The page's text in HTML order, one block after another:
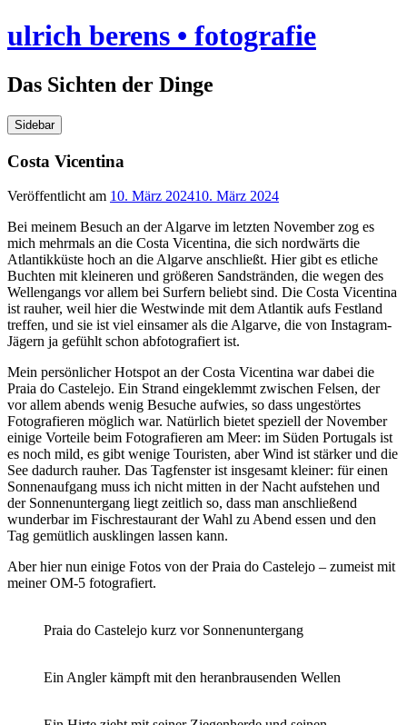
Skip
to
ulrich berens • fotografie
Das Sichten der Dinge
Sidebar
Costa Vicentina
Veröffentlicht am 10. März 202410. März 2024
Bei meinem Besuch an der Algarve im letzten November zog es
mich mehrmals an die Costa Vicentina, die sich nordwärts die
Atlantikküste hoch an die Algarve anschließt. Hier gibt es etliche
Buchten mit kleineren und größeren Sandstränden, die wegen des
Wellengangs vor allem bei Surfern beliebt sind. Die Costa Vicentina
ist rauher, weil hier die Westwinde mit dem Atlantik aufs Festland
treffen, und sie ist viel einsamer als die Algarve, die von Instagram-
Jägern ja gefühlt schon abfotografiert ist.
Mein persönlicher Hotspot an der Costa Vicentina war dabei die
Praia do Castelejo. Ein Strand eingeklemmt zwischen Felsen, der
vor allem abends wenig Besuche aufwies, so dass ungestörtes
Fotografieren möglich war. Natürlich bietet speziell der November
einige Vorteile beim Fotografieren am Meer: im Süden Portugals ist
es noch mild, es gibt wenige Touristen, aber Wind ist stärker und die
See dadurch rauher. Das Tagfenster ist insgesamt kleiner: für einen
Sonnenaufgang muss ich nicht mitten in der Nacht aufstehen und
der Sonnenuntergang liegt zeitlich so, dass man anschließend
wunderbar im Fischrestaurant der Wahl zu Abend essen und den
Tag gemütlich ausklingen lassen kann.
Aber hier nun einige Fotos von der Praia do Castelejo – zumeist mit
meiner OM-5 fotografiert.
Praia do Castelejo kurz vor Sonnenuntergang
Ein Angler kämpft mit den heranbrausenden Wellen